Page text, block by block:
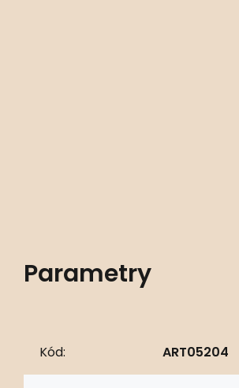
Parametry
Kód: ART05204